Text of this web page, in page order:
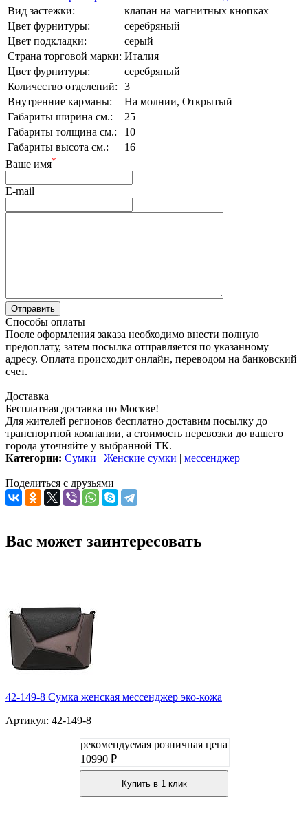
Вид застежки:
клапан на магнитных кнопках
Цвет фурнитуры:
серебряный
Цвет подкладки:
серый
Страна торговой марки: Италия
Цвет фурнитуры:
серебряный
Количество отделений:
3
Внутренние карманы:
На молнии, Открытый
Габариты ширина см.:
25
Габариты толщина см.:
10
Габариты высота см.:
16
Ваше имя*
E-mail
Способы оплаты
После оформления заказа необходимо внести полную
предоплату, затем посылка отправляется по указанному
адресу. Оплата происходит онлайн, переводом на банковский
счет.
Доставка
Бесплатная доставка по Москве!
Для жителей регионов бесплатно доставим посылку до
транспортной компании, а стоимость перевозки до вашего
города уточняйте у выбранной ТК.
Категории: Сумки | Женские сумки | мессенджер
Поделиться с друзьями
Вас может заинтересовать
42-149-8 Сумка женская мессенджер эко-кожа
Артикул: 42-149-8
рекомендуемая розничная цена
10990 ₽
Купить в 1 клик